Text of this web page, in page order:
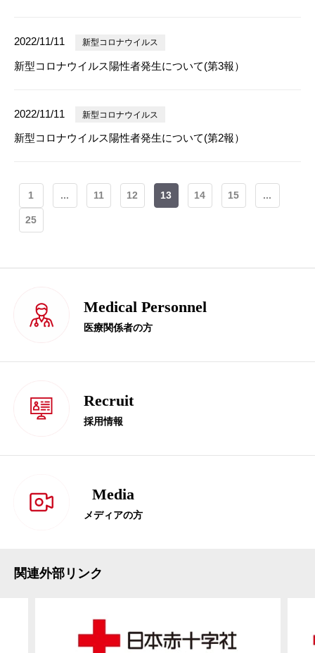
2022/11/11 新型コロナウイルス
新型コロナウイルス陽性者発生について(第3報）
2022/11/11 新型コロナウイルス
新型コロナウイルス陽性者発生について(第2報）
1 ... 11 12 13 14 15 ...
25
Medical Personnel
医療関係者の方
Recruit
採用情報
Media
メディアの方
関連外部リンク